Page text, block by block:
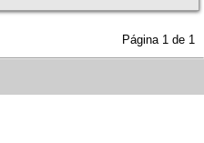
Página 1 de 1